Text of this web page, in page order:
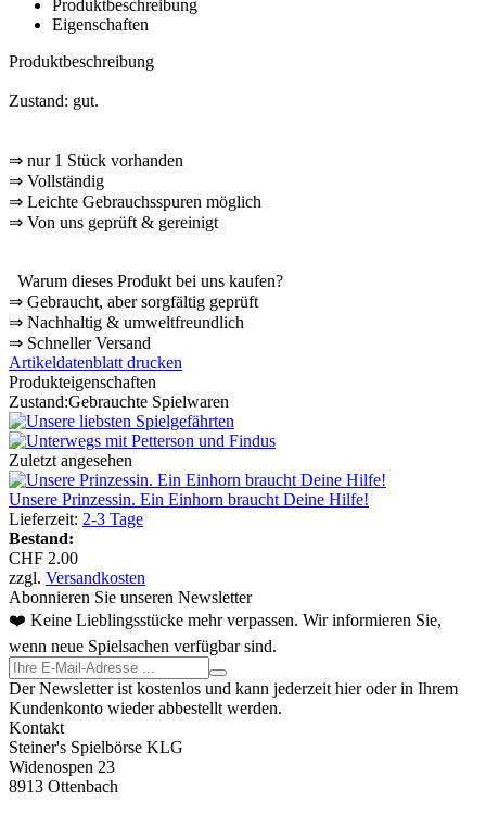
Produktbeschreibung
Eigenschaften
Produktbeschreibung
Zustand: gut.
⇒ nur 1 Stück vorhanden
⇒ Vollständig
⇒ ️ Leichte Gebrauchsspuren möglich
⇒ Von uns geprüft & gereinigt
Warum dieses Produkt bei uns kaufen?
⇒ ️ Gebraucht, aber sorgfältig geprüft
⇒ ️ Nachhaltig & umweltfreundlich
⇒ ️ Schneller Versand
Artikeldatenblatt drucken
Produkteigenschaften
Zustand:Gebrauchte Spielwaren
Zuletzt angesehen
Unsere Prinzessin. Ein Einhorn braucht Deine Hilfe!
Lieferzeit: 2-3 Tage
Bestand:
CHF 2.00
zzgl. Versandkosten
Abonnieren Sie unseren Newsletter
❤️ Keine Lieblingsstücke mehr verpassen. Wir informieren Sie,
wenn neue Spielsachen verfügbar sind.
Der Newsletter ist kostenlos und kann jederzeit hier oder in Ihrem
Kundenkonto wieder abbestellt werden.
Kontakt
Steiner's Spielbörse KLG
Widenospen 23
8913 Ottenbach